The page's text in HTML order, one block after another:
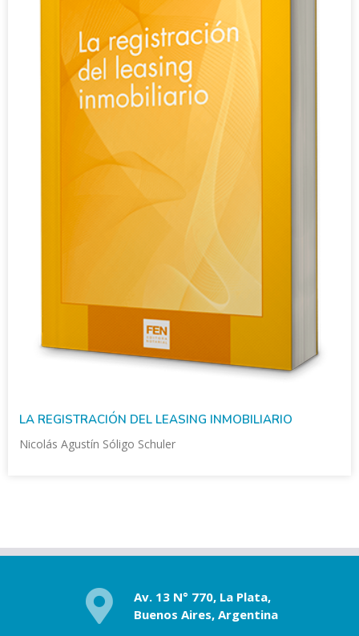
LA REGISTRACIÓN DEL LEASING INMOBILIARIO
Nicolás Agustín Sóligo Schuler
Av. 13 N° 770, La Plata,
Buenos Aires, Argentina